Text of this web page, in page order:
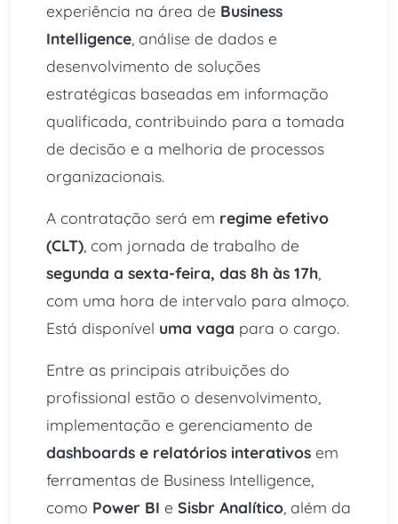
experiência na área de Business
Intelligence , análise de dados e
desenvolvimento de soluções
estratégicas baseadas em informação
qualificada, contribuindo para a tomada
de decisão e a melhoria de processos
organizacionais.
A contratação será em regime efetivo
(CLT) , com jornada de trabalho de
segunda a sexta-feira, das 8h às 17h
com uma hora de intervalo para almoço.
Está disponível uma vaga para o cargo.
Entre as principais atribuições do
profissional estão o desenvolvimento,
implementação e gerenciamento de
dashboards e relatórios interativos em
ferramentas de Business Intelligence,
como Power BI e Sisbr Analítico , além da